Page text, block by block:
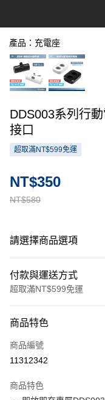
產品：充電座
DDS003系列行
接口
超取滿NT$599免運
NT$580
NT$350
請選擇商品選項
付款與運送方式
超取滿NT$599免運
信用卡一次付款
超商取貨付款
Apple Pay
商品特色
商品編號
11312342
商品特色